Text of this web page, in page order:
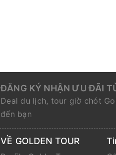
ĐĂNG KÝ NHẬN ƯU ĐÃI
Deal du lịch, tour giờ chót
đến bạn
VỀ GOLDEN TOUR